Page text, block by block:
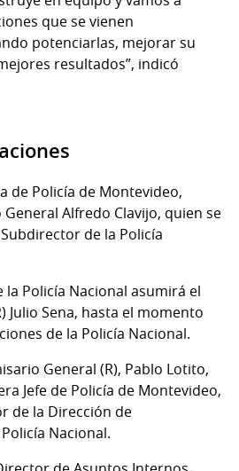
que se vienen
potenciarlas, mejorar su
resultados”, indicó
de Policía de Montevideo,
Alfredo Clavijo, quien se
de la Policía
Policía Nacional asumirá el
Julio Sena, hasta el momento
de la Policía Nacional.
General (R), Pablo Lotito,
Jefe de Policía de Montevideo,
de la Dirección de
Nacional.